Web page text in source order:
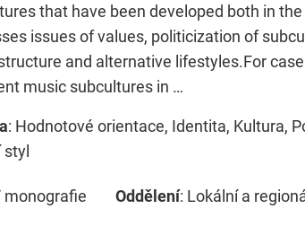
that have been developed both in
issues of values, politicization of
and alternative lifestyles.For
music subcultures in …
: Hodnotové orientace, Identita, Kultura,
monografie Oddělení: Lokální a